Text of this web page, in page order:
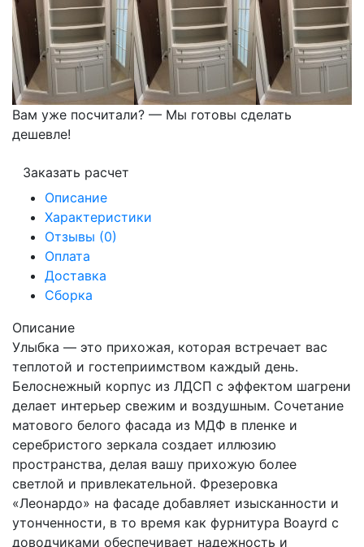
Вам уже посчитали? — Мы готовы сделать
дешевле!
Заказать расчет
Описание
Характеристики
Отзывы (0)
Оплата
Доставка
Сборка
Описание
Улыбка — это прихожая, которая встречает вас
теплотой и гостеприимством каждый день.
Белоснежный корпус из ЛДСП с эффектом шагрени
делает интерьер свежим и воздушным. Сочетание
матового белого фасада из МДФ в пленке и
серебристого зеркала создает иллюзию
пространства, делая вашу прихожую более
светлой и привлекательной. Фрезеровка
«Леонардо» на фасаде добавляет изысканности и
утонченности, в то время как фурнитура Boayrd с
доводчиками обеспечивает надежность и